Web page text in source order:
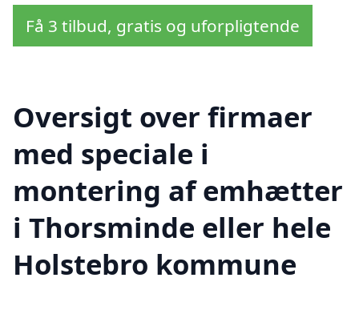
Få 3 tilbud, gratis og uforpligtende
Oversigt over firmaer
med speciale i
montering af emhætter
i Thorsminde eller hele
Holstebro kommune